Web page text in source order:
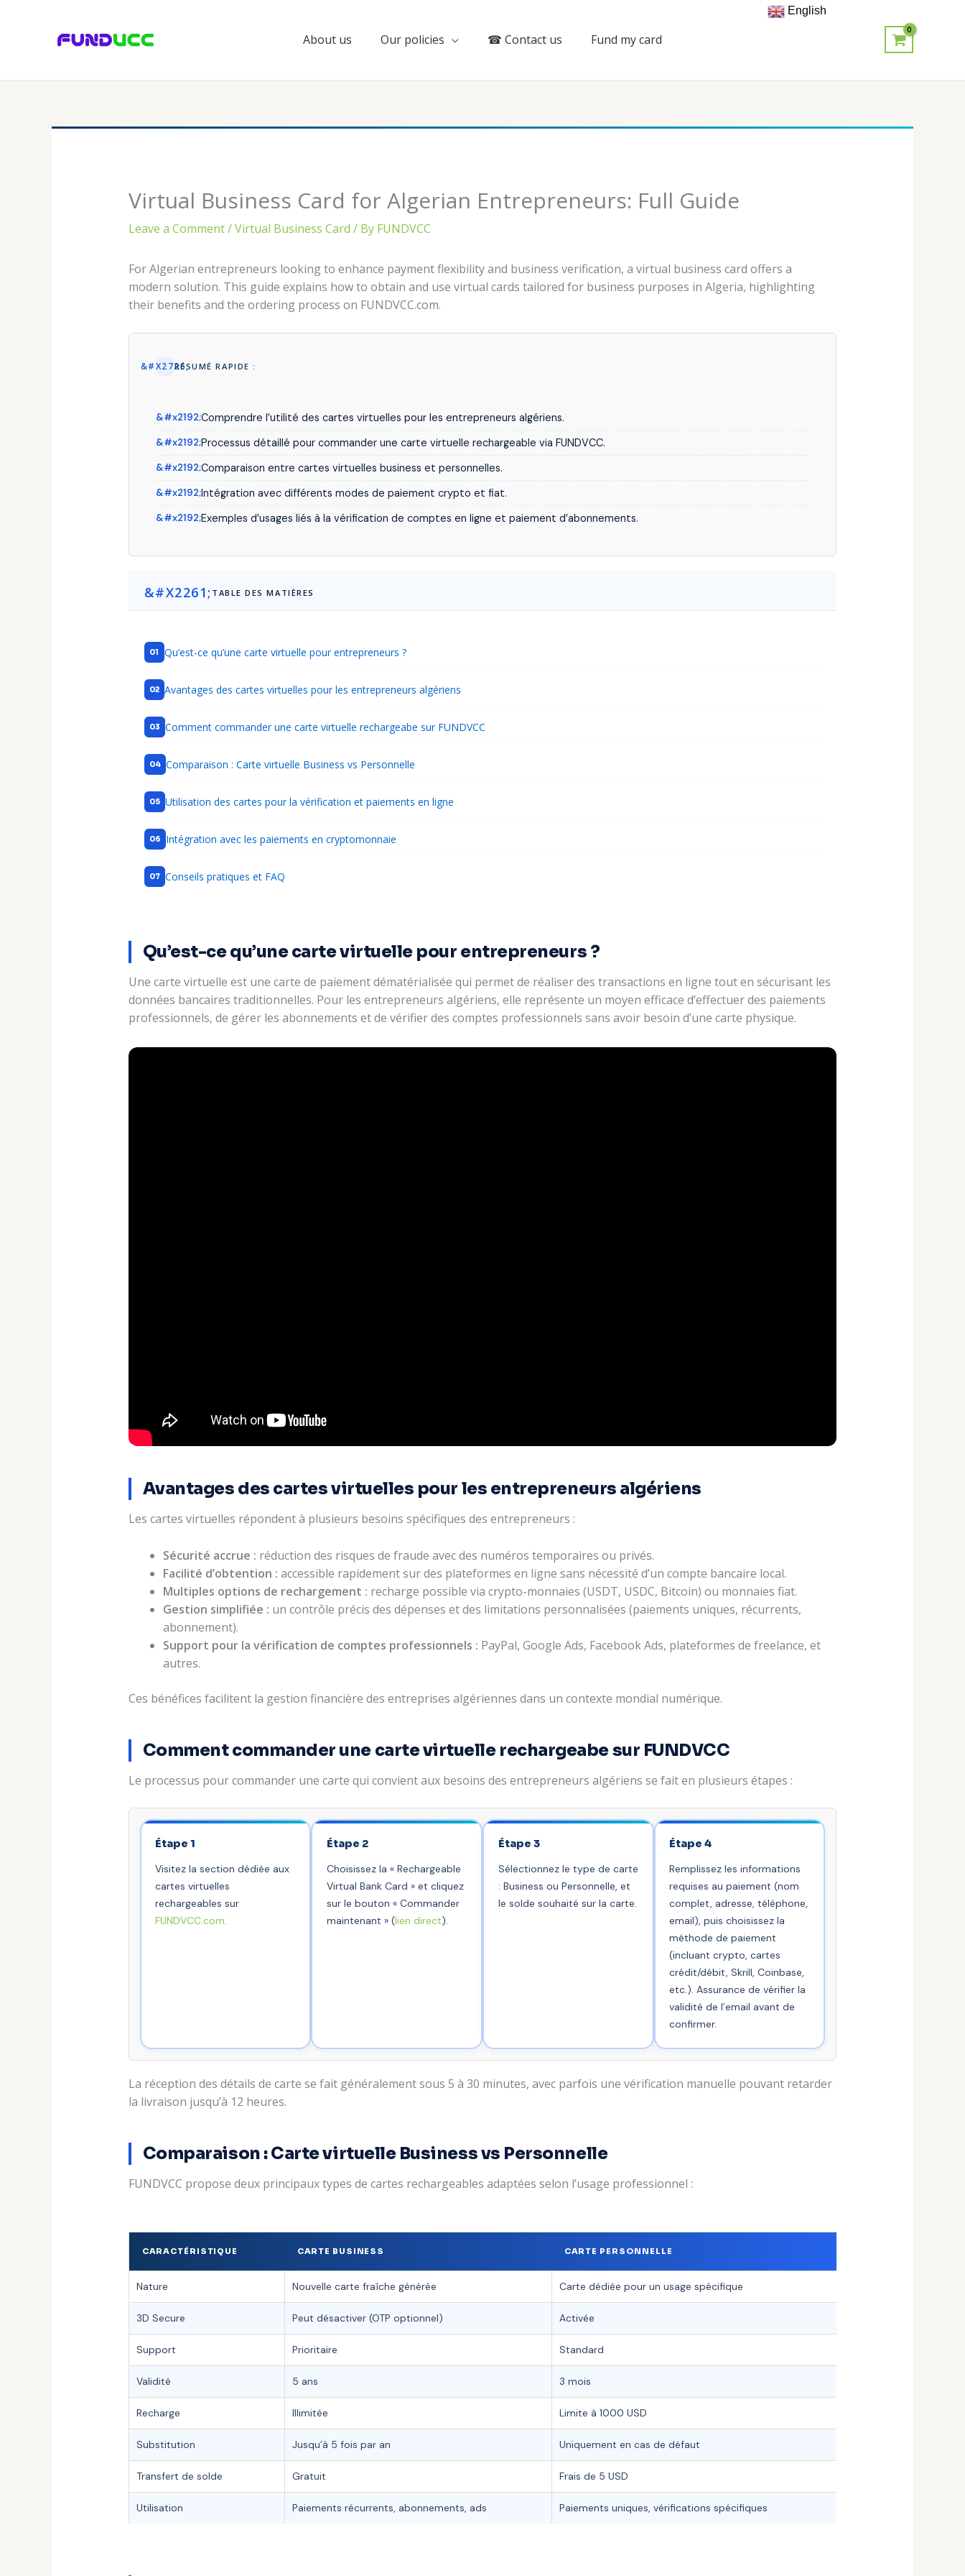
About us Our policies ☎ Contact us Fund my card
Virtual Business Card for Algerian Entrepreneurs: Full Guide
Leave a Comment/Virtual Business Card / By FUNDVCC
For Algerian entrepreneurs looking to enhance payment flexibility and business verification, a virtual business card offers a
modern solution. This guide explains how to obtain and use virtual cards tailored for business purposes in Algeria, highlighting
their benefits and the ordering process on FUNDVCC.com.
RÉSUMÉ RAPIDE :
Comprendre l’utilité des cartes virtuelles pour les entrepreneurs algériens.
Processus détaillé pour commander une carte virtuelle rechargeable via FUNDVCC.
Comparaison entre cartes virtuelles business et personnelles.
Intégration avec différents modes de paiement crypto et fiat.
Exemples d’usages liés à la vérification de comptes en ligne et paiement d’abonnements.
TABLE DES MATIÈRES
Qu’est-ce qu’une carte virtuelle pour entrepreneurs ?
Avantages des cartes virtuelles pour les entrepreneurs algériens
Comment commander une carte virtuelle rechargeabe sur FUNDVCC
Comparaison : Carte virtuelle Business vs Personnelle
Utilisation des cartes pour la vérification et paiements en ligne
Intégration avec les paiements en cryptomonnaie
Conseils pratiques et FAQ
Qu’est-ce qu’une carte virtuelle pour entrepreneurs ?
Une carte virtuelle est une carte de paiement dématérialisée qui permet de réaliser des transactions en ligne tout en sécurisant les
données bancaires traditionnelles. Pour les entrepreneurs algériens, elle représente un moyen efficace d’effectuer des paiements
professionnels, de gérer les abonnements et de vérifier des comptes professionnels sans avoir besoin d’une carte physique.
Avantages des cartes virtuelles pour les entrepreneurs algériens
Les cartes virtuelles répondent à plusieurs besoins spécifiques des entrepreneurs :
Sécurité accrue : réduction des risques de fraude avec des numéros temporaires ou privés.
Facilité d’obtention : accessible rapidement sur des plateformes en ligne sans nécessité d’un compte bancaire local.
Multiples options de rechargement : recharge possible via crypto-monnaies (USDT, USDC, Bitcoin) ou monnaies fiat.
Gestion simplifiée : un contrôle précis des dépenses et des limitations personnalisées (paiements uniques, récurrents,
abonnement).
Support pour la vérification de comptes professionnels : PayPal, Google Ads, Facebook Ads, plateformes de freelance, et
autres.
Ces bénéfices facilitent la gestion financière des entreprises algériennes dans un contexte mondial numérique.
Comment commander une carte virtuelle rechargeabe sur FUNDVCC
Le processus pour commander une carte qui convient aux besoins des entrepreneurs algériens se fait en plusieurs étapes :
Étape 1
Visitez la section dédiée aux
cartes virtuelles
rechargeables sur
FUNDVCC.com
Étape 2
Choisissez la « Rechargeable
Virtual Bank Card » et cliquez
sur le bouton « Commander
maintenant » (lien direct).
Étape 3
Sélectionnez le type de carte
: Business ou Personnelle, et
le solde souhaité sur la carte.
Étape 4
Remplissez les informations
requises au paiement (nom
complet, adresse, téléphone,
email), puis choisissez la
méthode de paiement
(incluant crypto, cartes
crédit/débit, Skrill, Coinbase,
etc.). Assurance de vérifier la
validité de l’email avant de
confirmer.
La réception des détails de carte se fait généralement sous 5 à 30 minutes, avec parfois une vérification manuelle pouvant retarder
la livraison jusqu’à 12 heures.
Comparaison : Carte virtuelle Business vs Personnelle
FUNDVCC propose deux principaux types de cartes rechargeables adaptées selon l’usage professionnel :
CARACTÉRISTIQUE CARTE BUSINESS CARTE PERSONNELLE
Nature Nouvelle carte fraîche générée Carte dédiée pour un usage spécifique
3D Secure Peut désactiver (OTP optionnel) Activée
Support Prioritaire Standard
Validité 5 ans 3 mois
Recharge Illimitée Limite à 1000 USD
Substitution Jusqu’à 5 fois par an Uniquement en cas de défaut
Transfert de solde Gratuit Frais de 5 USD
Utilisation Paiements récurrents, abonnements, ads Paiements uniques, vérifications spécifiques
English